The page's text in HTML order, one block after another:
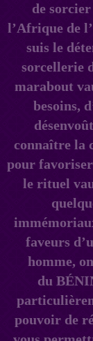
de
l’Afrique de
suis le
sorcellerie
marabout
besoins,
connaître la
pour
le rituel
faveurs
homme,
du
pouvoir de